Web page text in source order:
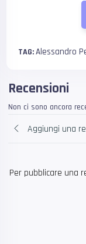
TAG:Alessandro
Recensioni
Non ci sono ancora
Aggiungi una
Per pubblicare una